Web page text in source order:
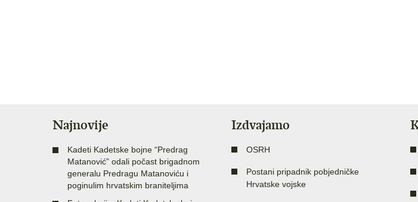
Najnovije
Kadeti Kadetske bojne “Predrag
Matanović” odali počast brigadnom
generalu Predragu Matanoviću i
poginulim hrvatskim braniteljima
Izdvajamo
OSRH
Postani pripadnik pobjedničke
Hrvatske vojske